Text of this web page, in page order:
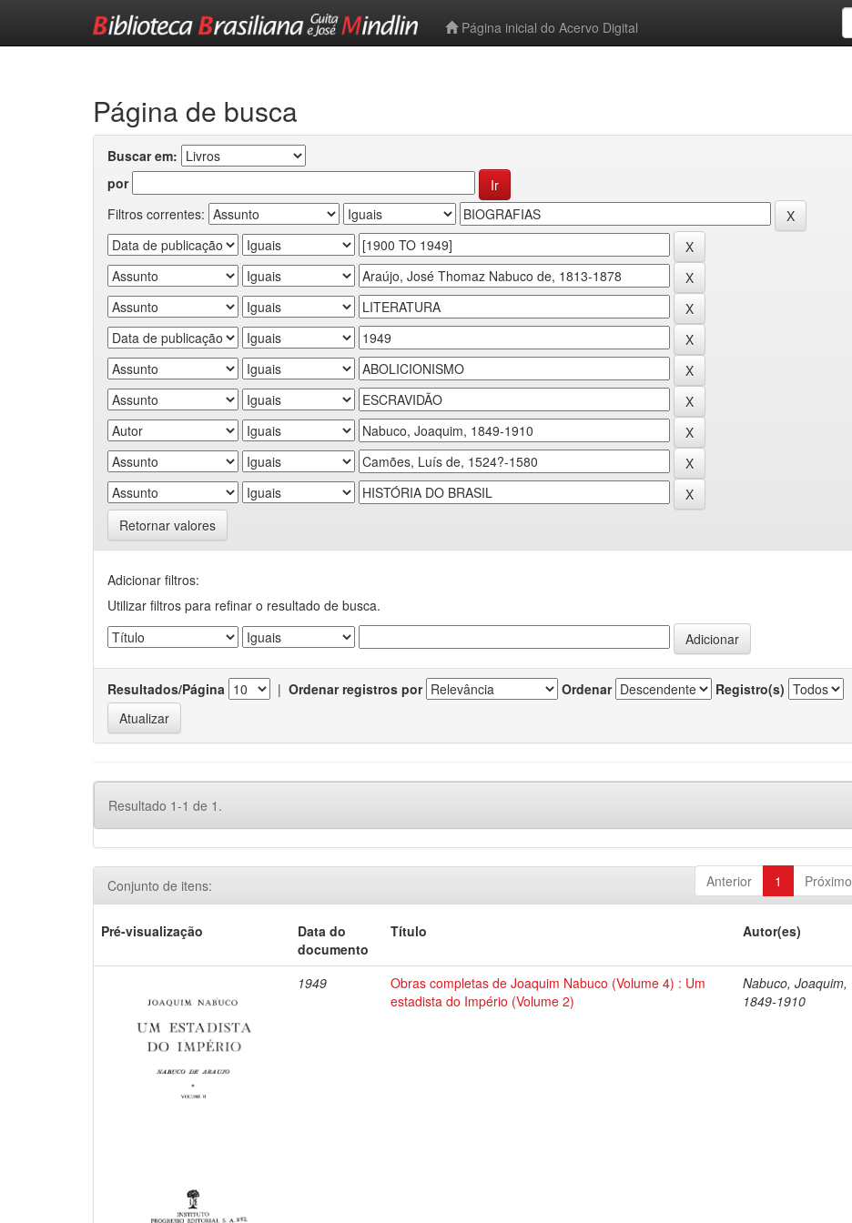
Página inicial do Acervo Digital
Página de busca
Buscar em:
por
Filtros correntes:
Retornar valores
Adicionar filtros:
Utilizar filtros para refinar o resultado de busca.
Resultados/Página | Ordenar registros por Ordenar Registro(s)
Resultado 1-1 de 1.
Anterior 1 Próximo
Conjunto de itens:
Pré-visualização
Data do
documento
Título Autor(es)
1949
Obras completas de Joaquim Nabuco (Volume 4) : Um
estadista do Império (Volume 2)
Nabuco, Joaquim,
1849-1910